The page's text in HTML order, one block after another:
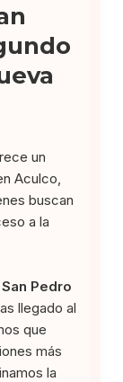
un
Aculco,
buscan
a la
Pedro
llegado al
que
más
la